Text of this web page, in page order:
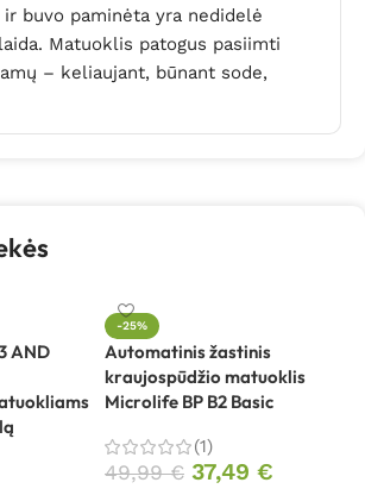
ir buvo paminėta yra nedidelė
Matuoklis patogus pasiimti
– keliaujant, būnant sode,
AND
-25%
Automatinis žastinis
kraujospūdžio matuoklis
Microlife BP B2 Basic
(1)
49,99€ 37,49 €